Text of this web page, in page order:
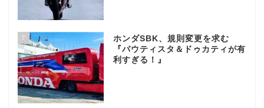
7
ホンダSBK、規則変更を求む
『バウティスタ＆ドゥカティが有
利すぎる！』